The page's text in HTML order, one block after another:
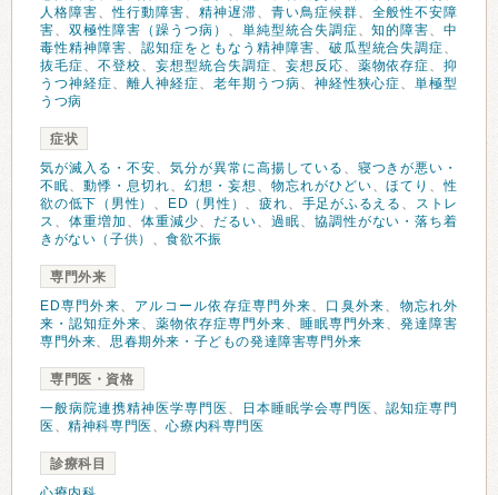
人格障害、性行動障害、 精神遅滞、 青い鳥症候群、 全般性不安障
害、 双極性障害（躁うつ病） 、 単純型統合失調症、知的障害、中
毒性精神障害、 認知症をともなう精神障害、 破瓜型統合失調症、
抜毛症、 不登校、 妄想型統合失調症、 妄想反応、 薬物依存症、抑
うつ神経症、 離人神経症、 老年期うつ病、 神経性狭心症、単極型
うつ病
症状
気が滅入る・不安、 気分が異常に高揚している 、 寝つきが悪い・
不眠、 動悸・息切れ、 幻想・妄想 、 物忘れがひどい、ほてり 、性
欲の低下（男性） 、 ED（男性） 、疲れ、 手足がふるえる 、 ストレ
ス 、 体重増加 、 体重減少、 だるい、 過眠、 協調性がない・落ち着
きがない（子供） 、食欲不振
専門外来
ED専門外来、 アルコール依存症専門外来、 口臭外来、 物忘れ外
来・認知症外来、 薬物依存症専門外来、 睡眠専門外来、発達障害
専門外来、思春期外来・子どもの発達障害専門外来
専門医・資格
一般病院連携精神医学専門医 、 日本睡眠学会専門医 、認知症専門
医 、精神科専門医 、心療内科専門医
診療科目